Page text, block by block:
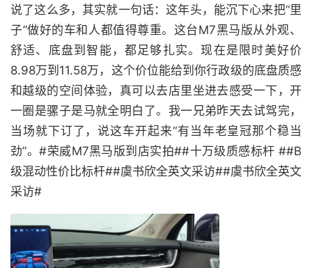
说了这么多，其实就一句话：这年头，能沉下心来把“里
子”做好的车和人都值得尊重。这台M7黑马版从外观、
舒适、底盘到智能，都足够扎实。现在是限时美好价
8.98万到11.58万，这个价位能给到你行政级的底盘质感
和越级的空间体验，真可以去店里坐进去感受一下，开
一圈是骡子是马就全明白了。我一兄弟昨天去试驾完，
当场就下订了，说这车开起来“有当年老皇冠那个稳当
劲”。#荣威M7黑马版到店实拍##十万级质感标杆 ##B
级混动性价比标杆##虞书欣全英文采访##虞书欣全英文
采访#